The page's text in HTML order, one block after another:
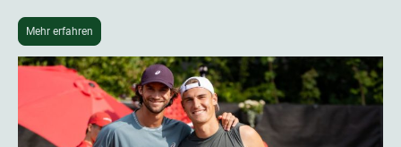
Mehr erfahren